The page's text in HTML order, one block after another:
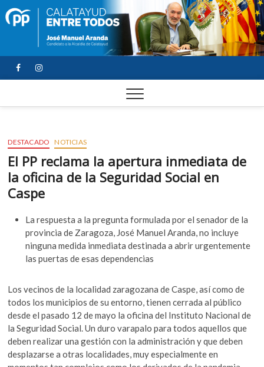
FACEBOOK
YOUTUBE
INSTAGRAM
DESTACADO NOTICIAS
El PP reclama la apertura inmediata de
la oficina de la Seguridad Social en
Caspe
La respuesta a la pregunta formulada por el senador de la
provincia de Zaragoza, José Manuel Aranda, no incluye
ninguna medida inmediata destinada a abrir urgentemente
las puertas de esas dependencias
Los vecinos de la localidad zaragozana de Caspe, así como de
todos los municipios de su entorno, tienen cerrada al público
desde el pasado 12 de mayo la oficina del Instituto Nacional de
la Seguridad Social. Un duro varapalo para todos aquellos que
deben realizar una gestión con la administración y que deben
desplazarse a otras localidades, muy especialmente en